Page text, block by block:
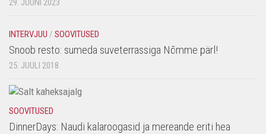
29. JUUNI 2023
INTERVJUU / SOOVITUSED
Snoob resto: sumeda suveterrassiga Nõmme pärl!
25. JUULI 2018
SOOVITUSED
DinnerDays: Naudi kalaroogasid ja mereande eriti hea